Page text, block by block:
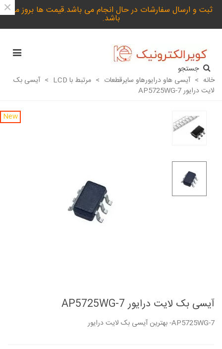
ثبت و ارسال سفارشات در حال انجام می باشد.قیمت ها بروز می
باشد.
×
جستجو
خانه > آیسی هاو درایورهاو سایرقطعات > مرتبط با LCD > آیسی بک
لایت درایور AP5725WG-7
New
آیسی بک لایت درایور AP5725WG-7
AP5725WG-7- بهترین آیسی بک لایت درایور